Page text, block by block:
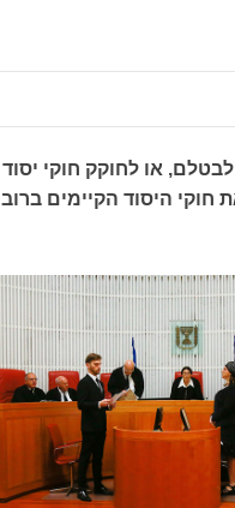
או לחוקק חוקי יסוד
חוקי היסוד הקיימים ברוב